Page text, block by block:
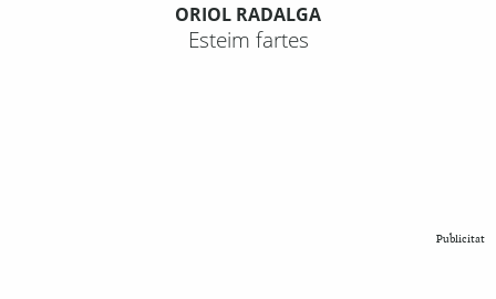
ORIOL RADALGA
Esteim fartes
Publicitat